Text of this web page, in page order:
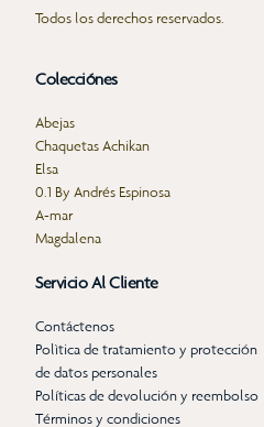
Todos los derechos reservados.
Colecciónes
Abejas
Chaquetas Achikan
Elsa
0.1 By Andrés Espinosa
A-mar
Magdalena
Servicio Al Cliente
Contáctenos
Polìtica de tratamiento y protección
de datos personales
Políticas de devolución y reembolso
Términos y condiciones